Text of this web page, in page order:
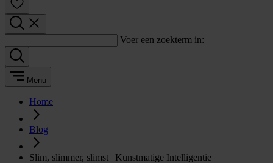
Voer een zoekterm in:
Menu
Home
Blog
Slim, slimmer, slimst | Kunstmatige Intelligentie